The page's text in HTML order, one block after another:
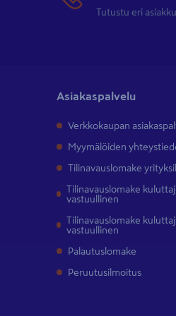
Tutustu eri
Asiakaspalvelu
Verkkokaupan
Myymälöiden
Tilinavauslomake
Tilinavauslomake
vastuullinen
Tilinavauslomake
vastuullinen
Palautuslomake
Peruutusilmoitus